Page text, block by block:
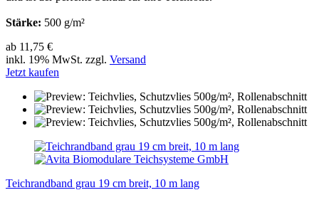
Stärke: 500 g/m²
ab 11,75 €
inkl. 19% MwSt. zzgl. Versand
Jetzt kaufen
Teichrandband grau 19 cm breit, 10 m lang